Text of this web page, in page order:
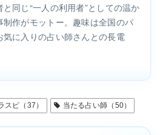
同じ“一人の利用者”としての温か
作がモットー。趣味は全国のパ
気に入りの占い師さんとの長電
スピ（37） 当たる占い師（50）